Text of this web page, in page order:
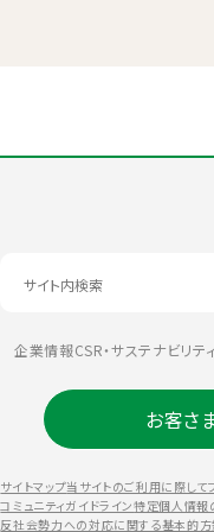
企業情報CSR・サステナビリテ
お客さ
サイトマップ当サイトのご利用に際して
コミュニティガイドライン特定個人情報
反社会勢力への対応に関する基本的方